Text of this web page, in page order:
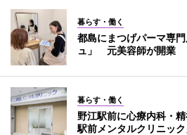
暮らす・働く
都島にまつげパーマ専
ュ」 元美容師が開業
暮らす・働く
野江駅前に心療内科・
駅前メンタルクリニック